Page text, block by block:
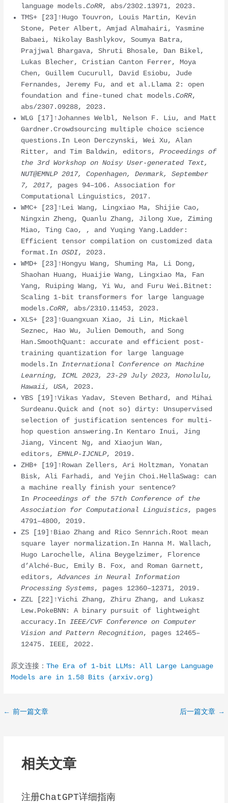
language models.CoRR, abs/2302.13971, 2023.
TMS+ [23]↑Hugo Touvron, Louis Martin, Kevin
Stone, Peter Albert, Amjad Almahairi, Yasmine
Babaei, Nikolay Bashlykov, Soumya Batra,
Prajjwal Bhargava, Shruti Bhosale, Dan Bikel,
Lukas Blecher, Cristian Canton Ferrer, Moya
Chen, Guillem Cucurull, David Esiobu, Jude
Fernandes, Jeremy Fu, and et al.Llama 2: open
foundation and fine-tuned chat models.CoRR,
abs/2307.09288, 2023.
WLG [17]↑Johannes Welbl, Nelson F. Liu, and Matt
Gardner.Crowdsourcing multiple choice science
questions.In Leon Derczynski, Wei Xu, Alan
Ritter, and Tim Baldwin, editors,Proceedings of
the 3rd Workshop on Noisy User-generated Text,
NUT@EMNLP 2017, Copenhagen, Denmark, September
7, 2017, pages 94–106. Association for
Computational Linguistics, 2017.
WMC+ [23]↑Lei Wang, Lingxiao Ma, Shijie Cao,
Ningxin Zheng, Quanlu Zhang, Jilong Xue, Ziming
Miao, Ting Cao, , and Yuqing Yang.Ladder:
Efficient tensor compilation on customized data
format.InOSDI, 2023.
WMD+ [23]↑Hongyu Wang, Shuming Ma, Li Dong,
Shaohan Huang, Huaijie Wang, Lingxiao Ma, Fan
Yang, Ruiping Wang, Yi Wu, and Furu Wei.Bitnet:
Scaling 1-bit transformers for large language
models.CoRR, abs/2310.11453, 2023.
XLS+ [23]↑Guangxuan Xiao, Ji Lin, Mickaël
Seznec, Hao Wu, Julien Demouth, and Song
Han.SmoothQuant: accurate and efficient post-
training quantization for large language
models.InInternational Conference on Machine
Learning, ICML 2023, 23-29 July 2023, Honolulu,
Hawaii, USA, 2023.
YBS [19]↑Vikas Yadav, Steven Bethard, and Mihai
Surdeanu.Quick and (not so) dirty: Unsupervised
selection of justification sentences for multi-
hop question answering.In Kentaro Inui, Jing
Jiang, Vincent Ng, and Xiaojun Wan,
editors,EMNLP-IJCNLP, 2019.
ZHB+ [19]↑Rowan Zellers, Ari Holtzman, Yonatan
Bisk, Ali Farhadi, and Yejin Choi.HellaSwag: can
a machine really finish your sentence?
InProceedings of the 57th Conference of the
Association for Computational Linguistics, pages
4791–4800, 2019.
ZS [19]↑Biao Zhang and Rico Sennrich.Root mean
square layer normalization.In Hanna M. Wallach,
Hugo Larochelle, Alina Beygelzimer, Florence
d’Alché-Buc, Emily B. Fox, and Roman Garnett,
editors,Advances in Neural Information
Processing Systems, pages 12360–12371, 2019.
ZZL [22]↑Yichi Zhang, Zhiru Zhang, and Lukasz
Lew.PokeBNN: A binary pursuit of lightweight
accuracy.InIEEE/CVF Conference on Computer
Vision and Pattern Recognition, pages 12465–
12475. IEEE, 2022.
原文连接：The Era of 1-bit LLMs: All Large Language
Models are in 1.58 Bits (arxiv.org)
Post
←前一篇文章 后一篇文章 →
相关文章
注册ChatGPT详细指南